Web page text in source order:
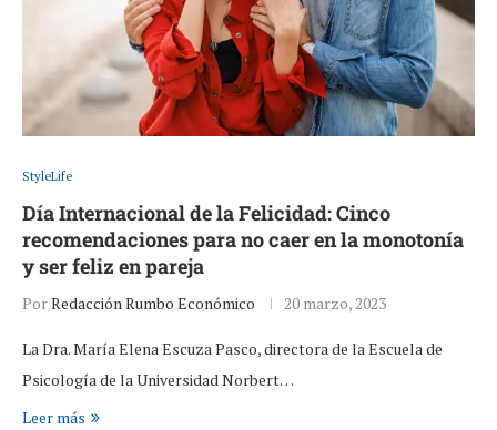
StyleLife
Día Internacional de la Felicidad: Cinco
recomendaciones para no caer en la monotonía
y ser feliz en pareja
PorRedacción Rumbo Económico 20 marzo, 2023
La Dra. María Elena Escuza Pasco, directora de la Escuela de
Psicología de la Universidad Norbert…
Leer más